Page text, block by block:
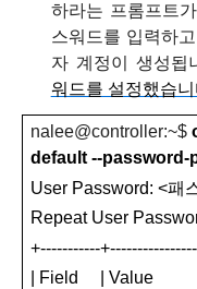
하라는 프롬프트
스워드를 입력하고
자 계정이 생성됩
워드를 설정했습
nalee@controller:~$
default --password-
User Password: <패
Repeat User
+-----------
| Field
| Value